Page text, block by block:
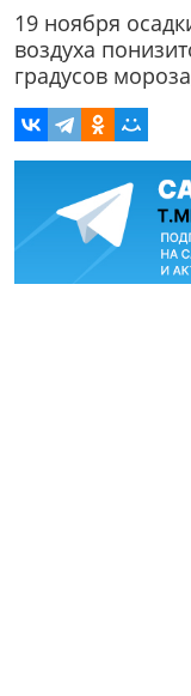
19 ноября
воздуха
градусов